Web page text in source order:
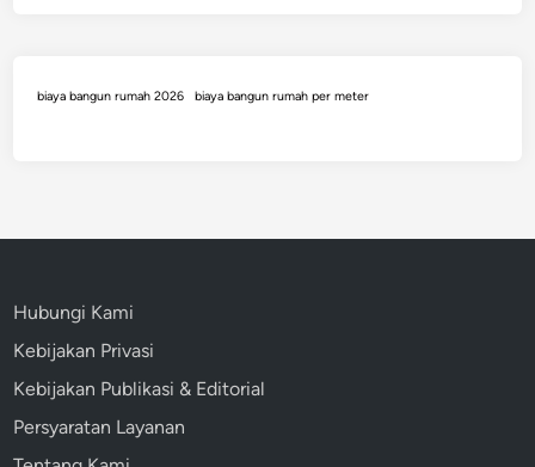
biaya bangun rumah 2026 biaya bangun rumah per meter
Hubungi Kami
Kebijakan Privasi
Kebijakan Publikasi & Editorial
Persyaratan Layanan